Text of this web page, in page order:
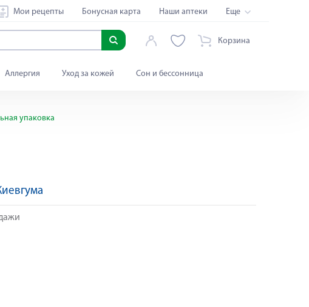
Мои рецепты Бонусная карта Наши аптеки Еще
Корзина
Аллергия Уход за кожей Сон и бессонница
упаковка